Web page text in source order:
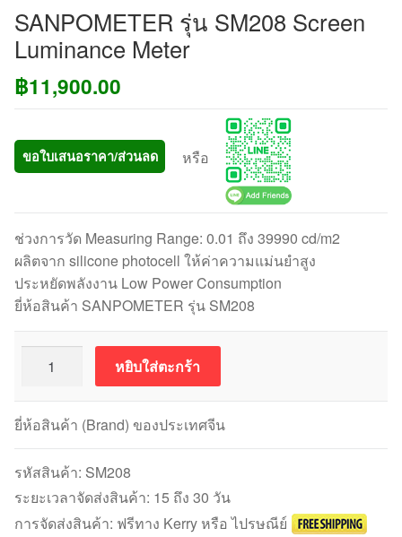
SANPOMETER รุ่น SM208 Screen
Luminance Meter
฿11,900.00
ขอใบเสนอราคา/ส่วนลด หรือ
ช่วงการวัด Measuring Range: 0.01 ถึง 39990 cd/m2
ผลิตจาก silicone photocell ให้ค่าความแม่นยำสูง
ประหยัดพลังงาน Low Power Consumption
ยี่ห้อสินค้า SANPOMETER รุ่น SM208
SANPOMETER
รุ่น
SM208
Screen
Luminance
Meter
หยิบใส่ตะกร้า
ยี่ห้อสินค้า (Brand) ของประเทศจีน
รหัสสินค้า: SM208
ระยะเวลาจัดส่งสินค้า: 15 ถึง 30 วัน
การจัดส่งสินค้า: ฟรีทาง Kerry หรือ ไปรษณีย์